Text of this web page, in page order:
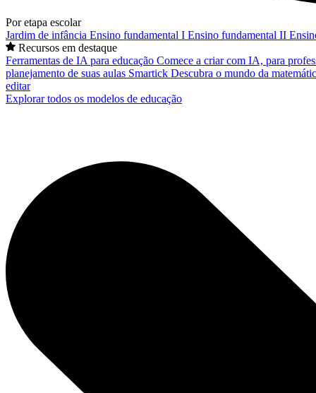
Por etapa escolar
Jardim de infância Ensino fundamental I Ensino fundamental II
Recursos em destaque
Ferramentas de IA para educação Comece a criar com IA, para
planejamento de suas aulas Smartick Descubra o mundo da
editar
Explorar todos os modelos de educação